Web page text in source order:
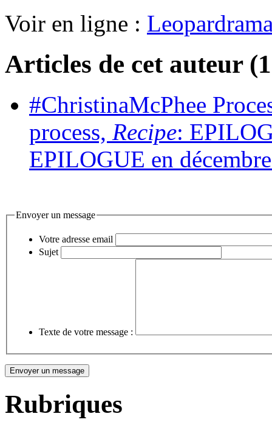
Voir en ligne :
Articles de cet auteur
#ChristinaMcPhee
process, Recipe:
EPILOGUE en
Envoyer un message
Votre adresse email
Sujet
Texte de votre message :
Rubriques